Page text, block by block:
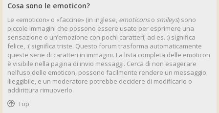
Cosa sono le emoticon?
Le «emoticon» o «faccine» (in inglese, emoticonso smileys) sono
piccole immagini che possono essere usate per esprimere una
sensazione o un’emozione con pochi caratteri; ad es. :) significa
felice, :( significa triste. Questo forum trasforma automaticamente
queste serie di caratteri in immagini. La lista completa delle emoticon
è visibile nella pagina di invio messaggi. Cerca di non esagerare
nell’uso delle emoticon, possono facilmente rendere un messaggio
illeggibile, e un moderatore potrebbe decidere di modificarlo o
addirittura rimuoverlo.
Top